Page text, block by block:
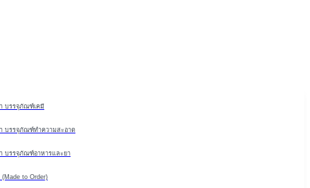
บรรจุภัณฑ์เคมี
า บรรจุภัณฑ์ทำความสะอาด
บรรจุภัณฑ์อาหารและยา
to Order)